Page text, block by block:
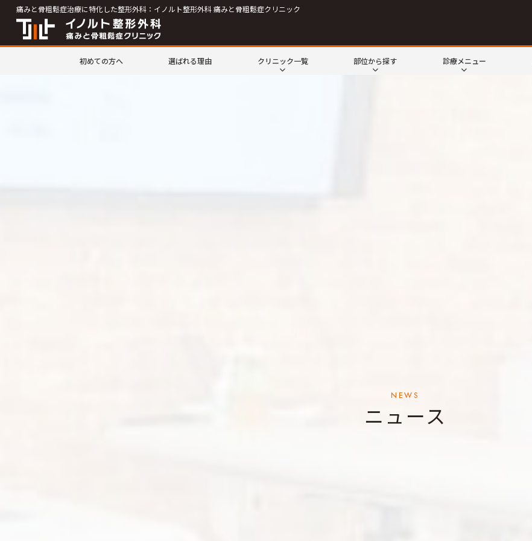
痛みと骨粗鬆症治療に特化した整形外科：イノルト整形外科 痛みと骨粗鬆症クリニック
初めての方へ 選ばれる理由 クリニック一覧 部位から探す 診療メニュー
NEWS
ニュース